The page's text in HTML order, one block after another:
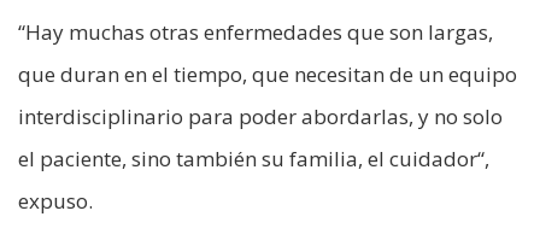
“Hay muchas otras enfermedades que son largas,
que duran en el tiempo, que necesitan de un equipo
interdisciplinario para poder abordarlas, y no solo
el paciente, sino también su familia, el cuidador“,
expuso.